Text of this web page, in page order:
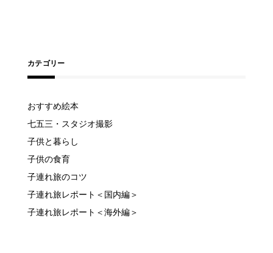
カテゴリー
おすすめ絵本
七五三・スタジオ撮影
子供と暮らし
子供の食育
子連れ旅のコツ
子連れ旅レポート＜国内編＞
子連れ旅レポート＜海外編＞